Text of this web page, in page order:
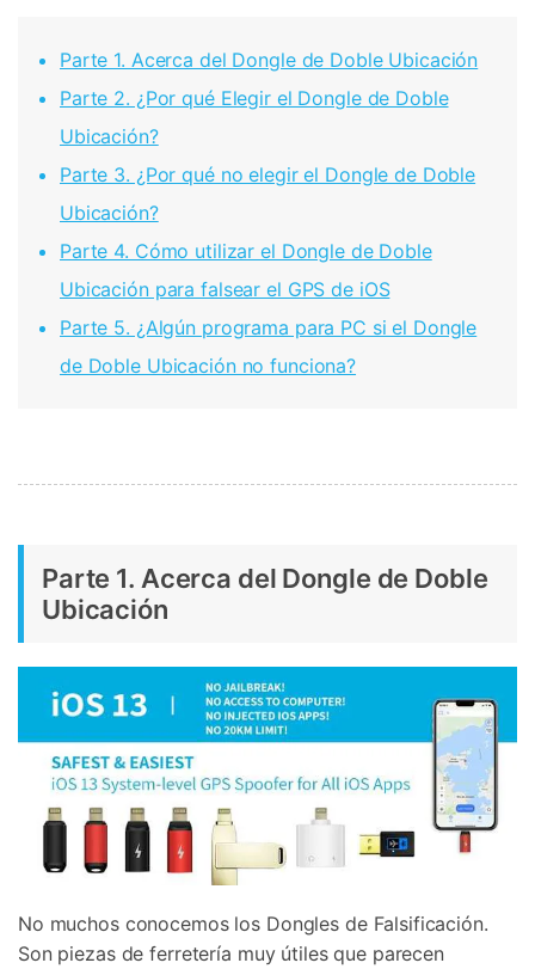
Parte 1. Acerca del Dongle de Doble Ubicación
Parte 2. ¿Por qué Elegir el Dongle de Doble
Ubicación?
Parte 3. ¿Por qué no elegir el Dongle de Doble
Ubicación?
Parte 4. Cómo utilizar el Dongle de Doble
Ubicación para falsear el GPS de iOS
Parte 5. ¿Algún programa para PC si el Dongle
de Doble Ubicación no funciona?
Parte 1. Acerca del Dongle de Doble
Ubicación
No muchos conocemos los Dongles de Falsificación.
Son piezas de ferretería muy útiles que parecen